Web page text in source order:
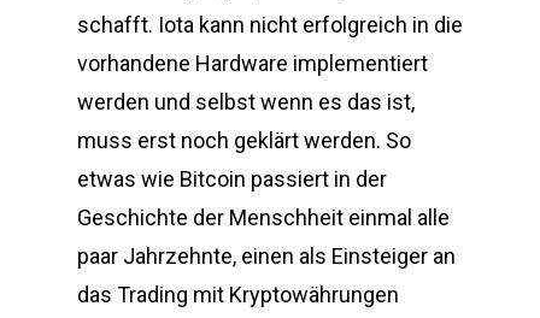
schafft. Iota kann nicht erfolgreich in die
vorhandene Hardware implementiert
werden und selbst wenn es das ist,
muss erst noch geklärt werden. So
etwas wie Bitcoin passiert in der
Geschichte der Menschheit einmal alle
paar Jahrzehnte, einen als Einsteiger an
das Trading mit Kryptowährungen